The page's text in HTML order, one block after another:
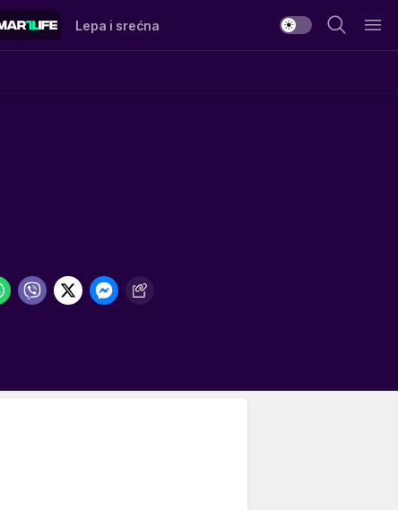
Lepa i srećna